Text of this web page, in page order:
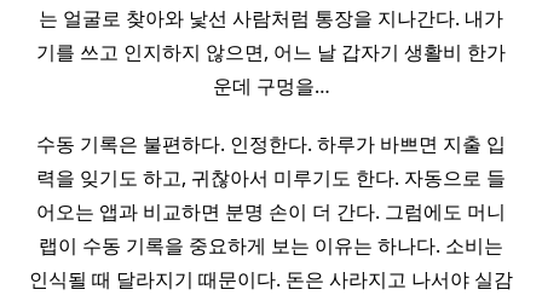
는 얼굴로 찾아와 낯선 사람처럼 통장을 지나간다. 내가
기를 쓰고 인지하지 않으면, 어느 날 갑자기 생활비 한가
운데 구멍을…
수동 기록은 불편하다. 인정한다. 하루가 바쁘면 지출 입
력을 잊기도 하고, 귀찮아서 미루기도 한다. 자동으로 들
어오는 앱과 비교하면 분명 손이 더 간다. 그럼에도 머니
랩이 수동 기록을 중요하게 보는 이유는 하나다. 소비는
인식될 때 달라지기 때문이다. 돈은 사라지고 나서야 실감